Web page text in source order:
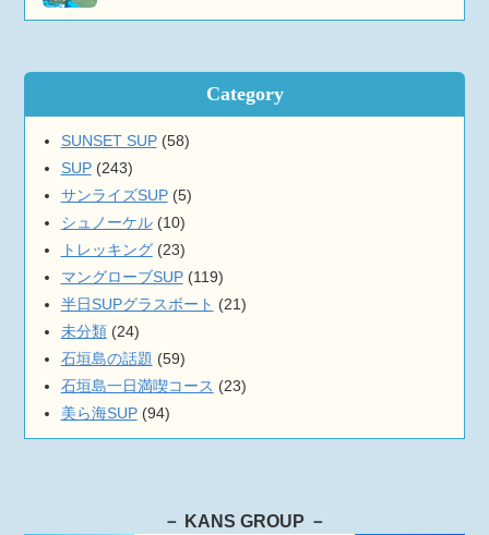
Category
SUNSET SUP(58)
SUP(243)
サンライズSUP(5)
シュノーケル(10)
トレッキング(23)
マングローブSUP(119)
半日SUPグラスボート (21)
未分類(24)
石垣島の話題 (59)
石垣島一日満喫コース (23)
美ら海SUP(94)
－ KANS GROUP －